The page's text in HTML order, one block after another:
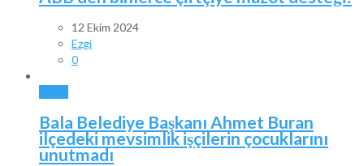
12 Ekim 2024
Ezgi
0
Bala Belediye Başkanı Ahmet Buran
ilçedeki mevsimlik işçilerin çocuklarını
unutmadı